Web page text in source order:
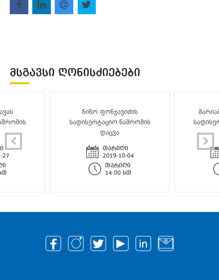
ᲛᲡᲒᲐᲕᲡᲘ ᲦᲝᲜᲘᲡᲫᲘᲔᲑᲔᲑᲘ
27
ნინო ფონჯავიძის
სადისერტაციო ნაშრომის
დაცვა
თარიღი
2019-10-04
თარიღი
14:00 სთ